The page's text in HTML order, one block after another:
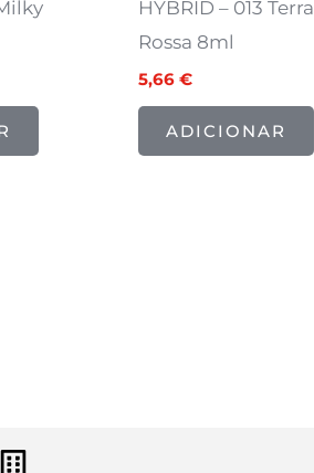
HYBRID – 013 Terra
Rossa 8ml
5,66 €
ADICIONAR